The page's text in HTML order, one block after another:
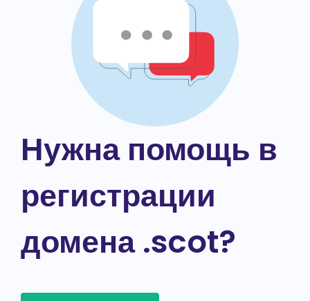
Нужна помощь в
регистрации
домена .scot?